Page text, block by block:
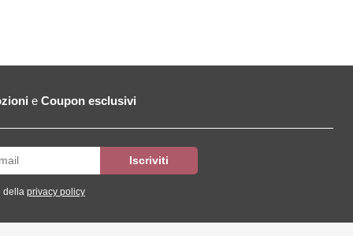
e Coupon esclusivi
della privacy policy